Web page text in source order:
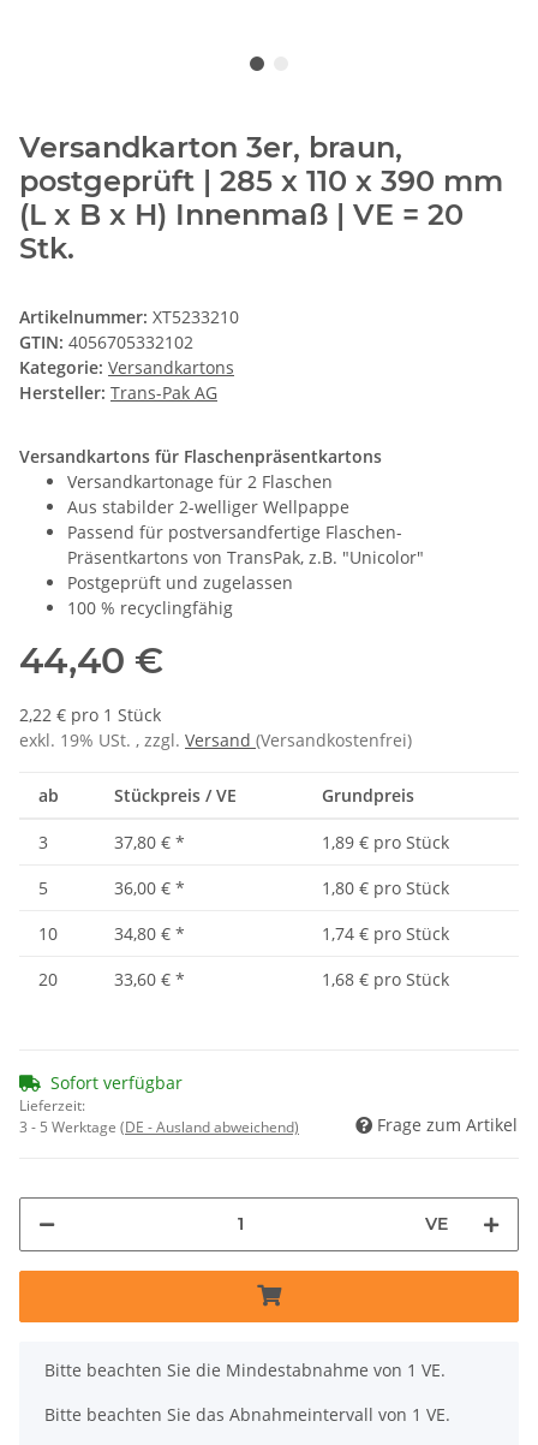
Versandkarton 3er, braun,
postgeprüft | 285 x 110 x 390 mm
(L x B x H) Innenmaß | VE = 20
Stk.
Artikelnummer: XT5233210
GTIN: 4056705332102
Kategorie: Versandkartons
Hersteller: Trans-Pak AG
Versandkartons für Flaschenpräsentkartons
Versandkartonage für 2 Flaschen
Aus stabilder 2-welliger Wellpappe
Passend für postversandfertige Flaschen-
Präsentkartons von TransPak, z.B. "Unicolor"
Postgeprüft und zugelassen
100 % recyclingfähig
44,40 €
2,22 € pro 1 Stück
exkl. 19% USt. , zzgl. Versand (Versandkostenfrei)
ab Stückpreis / VE Grundpreis
3 37,80 € *
1,89 € pro Stück
5
36,00 € *
1,80 € pro Stück
10
34,80 € *
1,74 € pro Stück
20
33,60 € * 1,68 € pro Stück
Sofort verfügbar
Lieferzeit:
3 - 5 Werktage (DE - Ausland abweichend) Frage zum Artikel
VE
x
Bitte beachten Sie die Mindestabnahme von 1 VE.
Bitte beachten Sie das Abnahmeintervall von 1 VE.